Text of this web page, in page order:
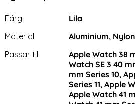
Egenskaper/attribut för denna
Attribut
Färg
Lila
Material
Aluminium, Nylon
Passar till
Apple Watch 38
Watch SE 3 40
mm Series 10,
Series 11, Apple
Apple Watch 41